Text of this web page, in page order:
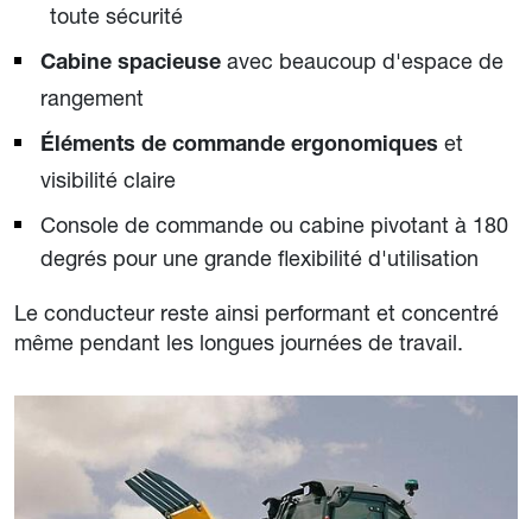
toute sécurité
Cabine spacieuse avec beaucoup d'espace de
rangement
Éléments de commande ergonomiques et
visibilité claire
Console de commande ou cabine pivotant à 180
degrés pour une grande flexibilité d'utilisation
Le conducteur reste ainsi performant et concentré
même pendant les longues journées de travail.